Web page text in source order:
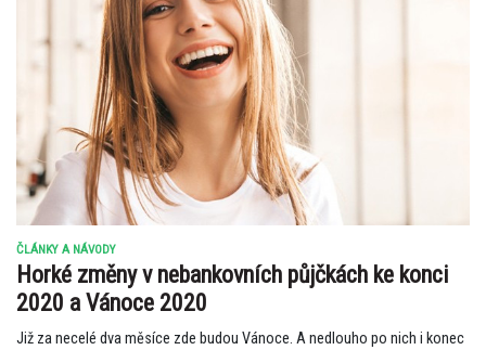
ČLÁNKY A NÁVODY
Horké změny v nebankovních půjčkách ke konci
2020 a Vánoce 2020
Již za necelé dva měsíce zde budou Vánoce. A nedlouho po nich i konec